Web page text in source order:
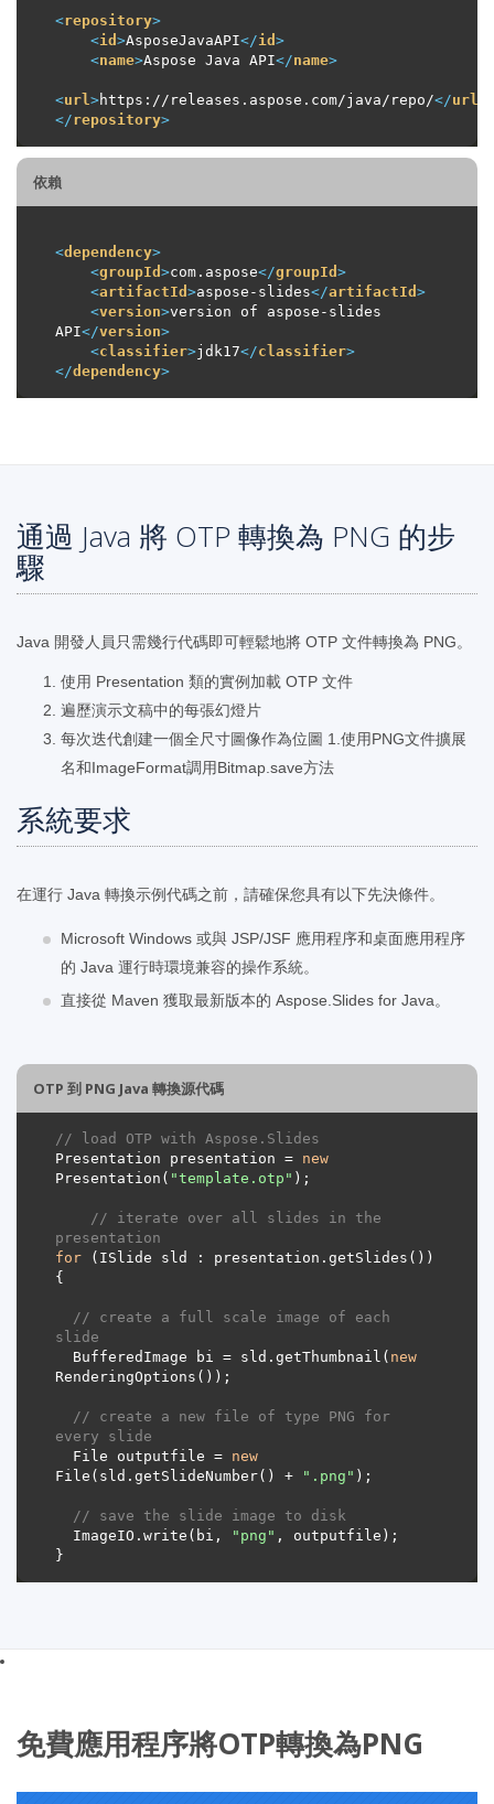
<repository>
<id >AsposeJavaAPI</id >
<name>Aspose Java API</name>
<url >https://releases.aspose.com/java/repo/</url
</repository>
依賴
<dependency>
<groupId >com.aspose</groupId >
<artifactId >aspose-slides</artifactId >
<version>version of aspose-slides
API</version>
<classifier>jdk17</classifier>
</dependency>
通過 Java 將 OTP 轉換為 PNG 的步
驟
Java 開發人員只需幾行代碼即可輕鬆地將 OTP 文件轉換為 PNG。
使用 Presentation 類的實例加載 OTP 文件
遍歷演示文稿中的每張幻燈片
每次迭代創建一個全尺寸圖像作為位圖 1.使用PNG文件擴展
名和ImageFormat調用Bitmap.save方法
系統要求
在運行 Java 轉換示例代碼之前，請確保您具有以下先決條件。
Microsoft Windows 或與 JSP/JSF 應用程序和桌面應用程序
的 Java 運行時環境兼容的操作系統。
直接從 Maven 獲取最新版本的 Aspose.Slides for Java。
OTP 到 PNG Java 轉換源代碼
// load OTP with Aspose.Slides
Presentation presentation = new
Presentation( "template.otp"
// iterate over all slides in the
presentation
for
// create a full scale image of each
slide
  BufferedImage bi = sld.getThumbnail(
new
// create a new file of type PNG for
every slide
  File outputfile =
new
File(sld.getSlideNumber() +
".png"
// save the slide image to disk
  ImageIO.write(bi,
"png"
免費應用程序將OTP轉換為PNG